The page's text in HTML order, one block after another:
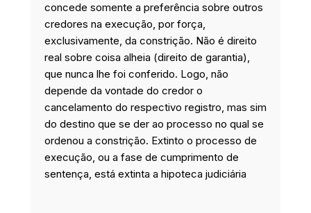
concede somente a preferência sobre outros
credores na execução, por força,
exclusivamente, da constrição. Não é direito
real sobre coisa alheia (direito de garantia),
que nunca lhe foi conferido. Logo, não
depende da vontade do credor o
cancelamento do respectivo registro, mas sim
do destino que se der ao processo no qual se
ordenou a constrição. Extinto o processo de
execução, ou a fase de cumprimento de
sentença, está extinta a hipoteca judiciária